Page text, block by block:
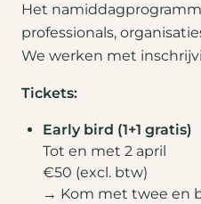
Het
professionals,
We werken met
Tickets:
Early bird (1+1 gratis)
Tot en met 2 april
€50 (excl. btw)
→ Kom met twee en